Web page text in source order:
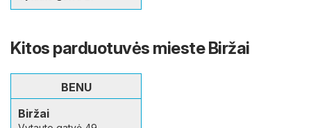
Kitos parduotuvės mieste Biržai
BENU
Biržai